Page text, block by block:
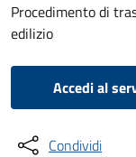
Procedimento di
edilizio
Accedi al
Condividi